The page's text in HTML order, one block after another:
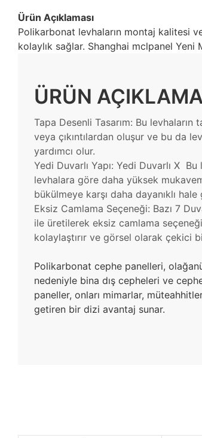
Ürün Açıklaması
Polikarbonat levhaların montaj kalitesi
kolaylık sağlar. Shanghai mclpanel
ÜRÜN
Tapa Desenli Tasarım: Bu
veya çıkıntılardan oluşur ve bu da
yardımcı olur.
Yedi Duvarlı Yapı: Yedi Duvarlı X Bu
levhalara göre daha yüksek
bükülmeye karşı daha dayanıklı hale
Eksiz Camlama Seçeneği: Bazı 7
ile üretilerek eksiz camlama
kolaylaştırır ve görsel olarak çekici
Polikarbonat cephe panelleri,
nedeniyle bina dış cepheleri ve
paneller, onları mimarlar,
getiren bir dizi avantaj sunar.